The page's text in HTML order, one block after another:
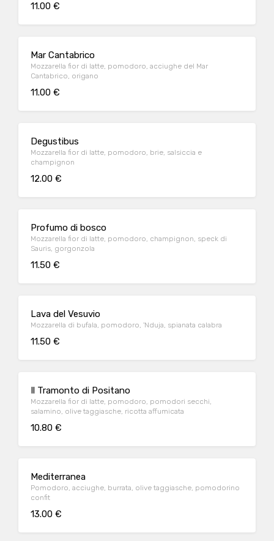
11.00 €
Mar Cantabrico
Mozzarella fior di latte, pomodoro, acciughe del Mar
Cantabrico, origano
11.00 €
Degustibus
Mozzarella fior di latte, pomodoro, brie, salsiccia e
champignon
12.00 €
Profumo di bosco
Mozzarella fior di latte, pomodoro, champignon, speck di
Sauris, gorgonzola
11.50 €
Lava del Vesuvio
Mozzarella di bufala, pomodoro, 'Nduja, spianata calabra
11.50 €
Il Tramonto di Positano
Mozzarella fior di latte, pomodoro, pomodori secchi,
salamino, olive taggiasche, ricotta affumicata
10.80 €
Mediterranea
Pomodoro, acciughe, burrata, olive taggiasche, pomodorino
confit
13.00 €